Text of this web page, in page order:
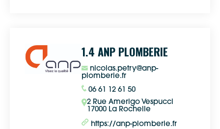
1.4 ANP PLOMBERIE
nicolas.petry@anp-
plomberie.fr
06 61 12 61 50
2 Rue Amerigo Vespucci
17000 La Rochelle
https://anp-plomberie.fr